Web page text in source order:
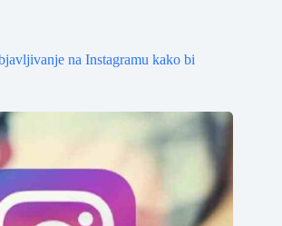
na Instagramu kako bi